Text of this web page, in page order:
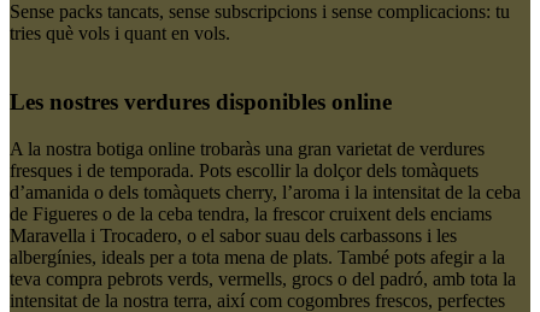
Sense packs tancats, sense subscripcions i sense complicacions: tu
tries què vols i quant en vols.
Les nostres verdures disponibles online
A la nostra botiga online trobaràs una gran varietat de verdures
fresques i de temporada. Pots escollir la dolçor dels tomàquets
d’amanida o dels tomàquets cherry, l’aroma i la intensitat de la ceba
de Figueres o de la ceba tendra, la frescor cruixent dels enciams
Maravella i Trocadero, o el sabor suau dels carbassons i les
albergínies, ideals per a tota mena de plats. També pots afegir a la
teva compra pebrots verds, vermells, grocs o del padró, amb tota la
intensitat de la nostra terra, així com cogombres frescos, perfectes